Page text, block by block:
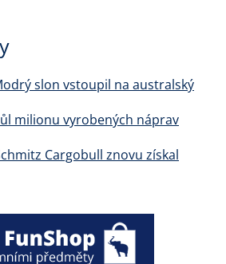
slon vstoupil na australský
milionu vyrobených náprav
Cargobull znovu získal